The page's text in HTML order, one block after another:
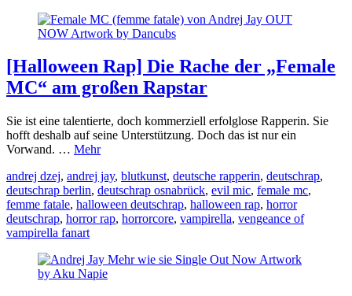
[Halloween Rap] Die Rache der „Female
MC“ am großen Rapstar
Sie ist eine talentierte, doch kommerziell erfolglose Rapperin. Sie
hofft deshalb auf seine Unterstützung. Doch das ist nur ein
Vorwand. … Mehr
andrej dzej, andrej jay, blutkunst, deutsche rapperin, deutschrap,
deutschrap berlin, deutschrap osnabrück, evil mic, female mc,
femme fatale, halloween deutschrap, halloween rap, horror
deutschrap, horror rap, horrorcore, vampirella, vengeance of
vampirella fanart